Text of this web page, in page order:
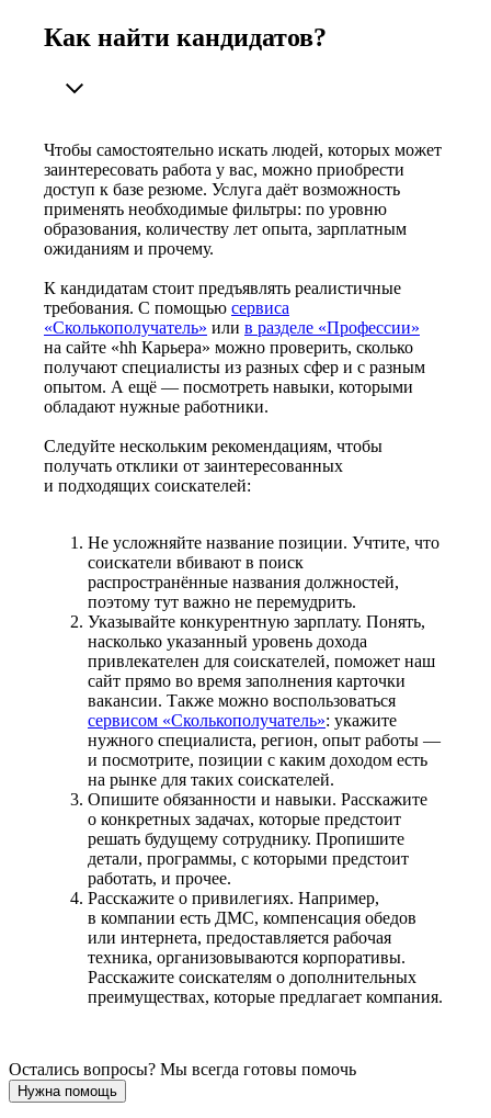
Как найти кандидатов?
Чтобы самостоятельно искать людей, которых может
заинтересовать работа у вас, можно приобрести
доступ к базе резюме. Услуга даёт возможность
применять необходимые фильтры: по уровню
образования, количеству лет опыта, зарплатным
ожиданиям и прочему.
К кандидатам стоит предъявлять реалистичные
требования. С помощью сервиса
«Сколькополучатель» или в разделе «Профессии»
на сайте «hh Карьера» можно проверить, сколько
получают специалисты из разных сфер и с разным
опытом. А ещё — посмотреть навыки, которыми
обладают нужные работники.
Следуйте нескольким рекомендациям, чтобы
получать отклики от заинтересованных
и подходящих соискателей:
Не усложняйте название позиции. Учтите, что
соискатели вбивают в поиск
распространённые названия должностей,
поэтому тут важно не перемудрить.
Указывайте конкурентную зарплату. Понять,
насколько указанный уровень дохода
привлекателен для соискателей, поможет наш
сайт прямо во время заполнения карточки
вакансии. Также можно воспользоваться
сервисом «Сколькополучатель»: укажите
нужного специалиста, регион, опыт работы —
и посмотрите, позиции с каким доходом есть
на рынке для таких соискателей.
Опишите обязанности и навыки. Расскажите
о конкретных задачах, которые предстоит
решать будущему сотруднику. Пропишите
детали, программы, с которыми предстоит
работать, и прочее.
Расскажите о привилегиях. Например,
в компании есть ДМС, компенсация обедов
или интернета, предоставляется рабочая
техника, организовываются корпоративы.
Расскажите соискателям о дополнительных
преимуществах, которые предлагает компания.
Остались вопросы? Мы всегда готовы помочь
Нужна помощь